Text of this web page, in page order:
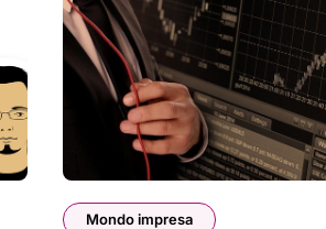
Mondo impresa